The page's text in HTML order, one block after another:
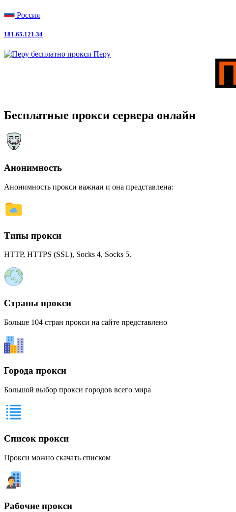
Россия
181.65.121.34
Перу
Бесплатные прокси сервера онлайн
Анонимность
Анонимность прокси важнаи и она представлена:
Типы прокси
HTTP, HTTPS (SSL), Socks 4, Socks 5.
Страны прокси
Больше 104 стран прокси на сайте представлено
Города прокси
Большой выбор прокси городов всего мира
Список прокси
Прокси можно скачать списком
Рабочие прокси